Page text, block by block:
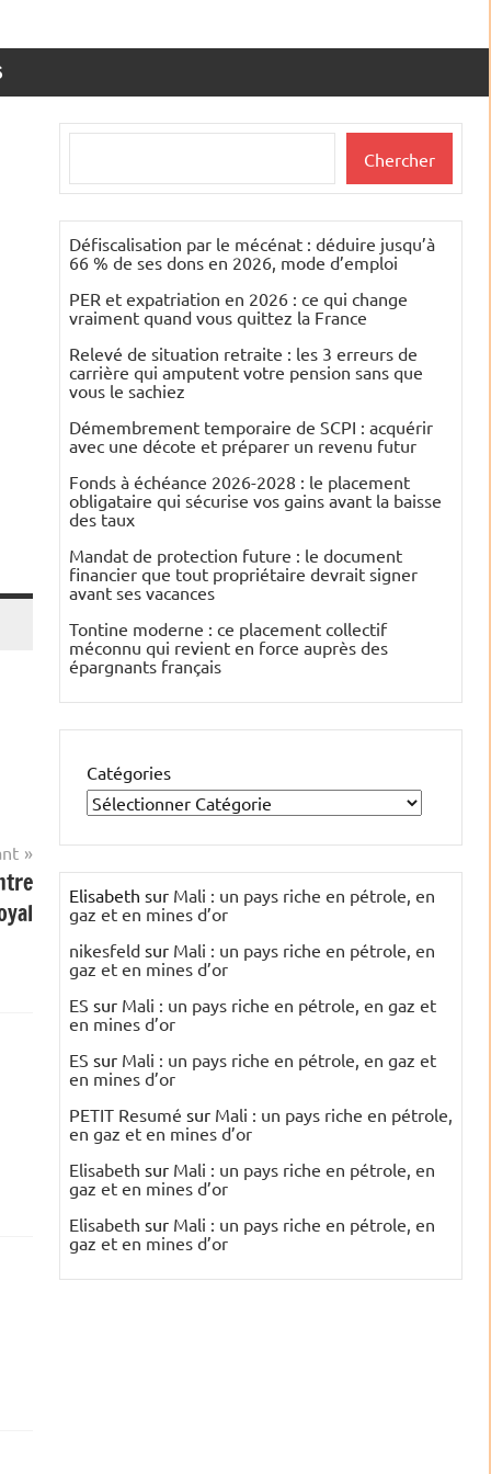
Chercher
Défiscalisation par le mécénat : déduire jusqu’à
66 % de ses dons en 2026, mode d’emploi
PER et expatriation en 2026 : ce qui change
vraiment quand vous quittez la France
Relevé de situation retraite : les 3 erreurs de
carrière qui amputent votre pension sans que
vous le sachiez
Démembrement temporaire de SCPI : acquérir
avec une décote et préparer un revenu futur
Fonds à échéance 2026-2028 : le placement
obligataire qui sécurise vos gains avant la baisse
des taux
Mandat de protection future : le document
financier que tout propriétaire devrait signer
avant ses vacances
Tontine moderne : ce placement collectif
méconnu qui revient en force auprès des
épargnants français
Catégories
Elisabeth sur Mali : un pays riche en pétrole, en
gaz et en mines d’or
nikesfeld sur Mali : un pays riche en pétrole, en
gaz et en mines d’or
ES sur Mali : un pays riche en pétrole, en gaz et
en mines d’or
ES sur Mali : un pays riche en pétrole, en gaz et
en mines d’or
PETIT Resumé sur Mali : un pays riche en pétrole,
en gaz et en mines d’or
Elisabeth sur Mali : un pays riche en pétrole, en
gaz et en mines d’or
Elisabeth sur Mali : un pays riche en pétrole, en
gaz et en mines d’or